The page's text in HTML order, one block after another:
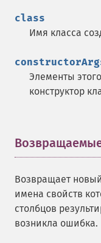
class
Имя класса
Элементы
конструктор
Возвращает
имена свойств
столбцов
возникла ошибка.